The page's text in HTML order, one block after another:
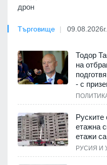
дрон
Търговище 09.08.2026г.
Тодор
на
- с
Руските
етажна
етажи
РУСИЯ И